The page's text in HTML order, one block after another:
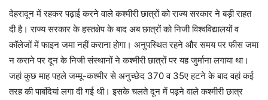
देहरादून में रहकर पढ़ाई करने वाले कश्मीरी छात्रों को राज्य सरकार ने बड़ी राहत
दी है। राज्य सरकार के हस्तक्षेप के बाद अब छात्रों को निजी विश्वविद्यालयों व
कॉलेजों में फाइन जमा नहीं कराना होगा। अनुपस्थित रहने और समय पर फीस जमा
न कराने पर दून के निजी संस्थानों ने कश्मीरी छात्रों पर यह जुर्माना लगाया था।
जहां कुछ माह पहले जम्मू-कश्मीर से अनुच्छेद 370 व 35ए हटने के बाद वहां कई
तरह की पाबंदियां लगा दी गई थी। इसके चलते दून में पढ़ने वाले कश्मीरी छात्र